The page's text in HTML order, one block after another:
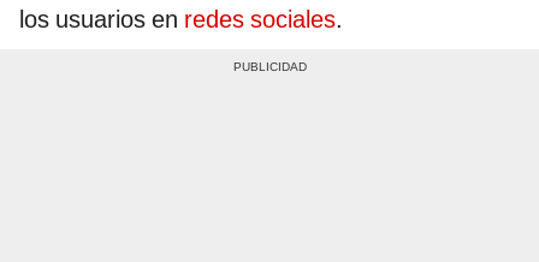
los usuarios en redes sociales.